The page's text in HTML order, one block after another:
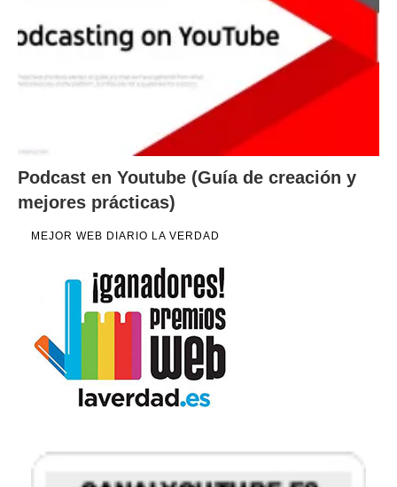
Podcast en Youtube (Guía de creación y
mejores prácticas)
MEJOR WEB DIARIO LA VERDAD